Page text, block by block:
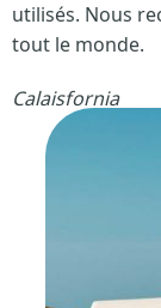
utilisés. Nous
tout le monde.
Calaisfornia